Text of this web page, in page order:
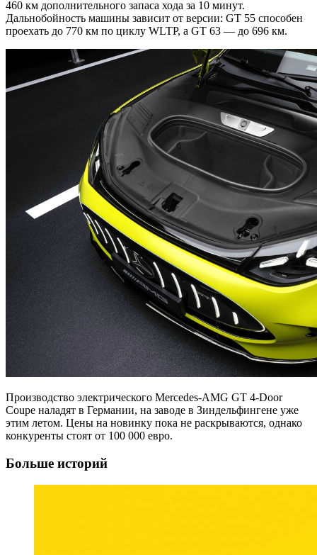
460 км дополнительного запаса хода за 10 минут.
Дальнобойность машины зависит от версии: GT 55 способен
проехать до 770 км по циклу WLTP, а GT 63 — до 696 км.
Производство электрического Mercedes-AMG GT 4-Door
Coupe наладят в Германии, на заводе в Зиндельфингене уже
этим летом. Цены на новинку пока не раскрываются, однако
конкуренты стоят от 100 000 евро.
Больше историй